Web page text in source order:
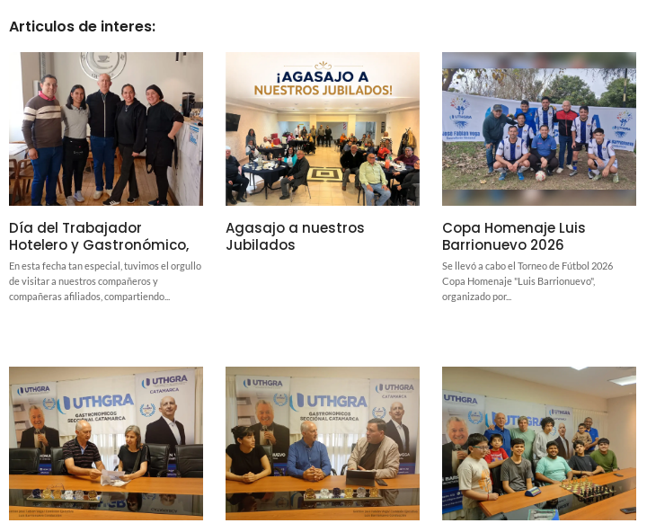
Articulos de interes:
Día del Trabajador
Hotelero y Gastronómico,
En esta fecha tan especial, tuvimos el orgullo
de visitar a nuestros compañeros y
compañeras afiliados, compartiendo...
Agasajo a nuestros
Jubilados
Copa Homenaje Luis
Barrionuevo 2026
Se llevó a cabo el Torneo de Fútbol 2026
Copa Homenaje "Luis Barrionuevo",
organizado por...